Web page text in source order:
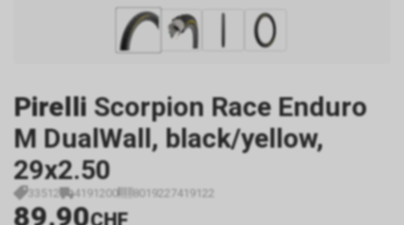
Pirelli Scorpion Race Enduro
M DualWall, black/yellow,
29x2.50
33512 4191200 8019227419122
89.90CHF